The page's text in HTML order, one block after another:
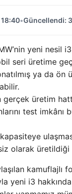
•Güncellendi:
yeni
seri üretime
ya da
gerçek üretim
test
olarak
kamuflajlı
yeni i3